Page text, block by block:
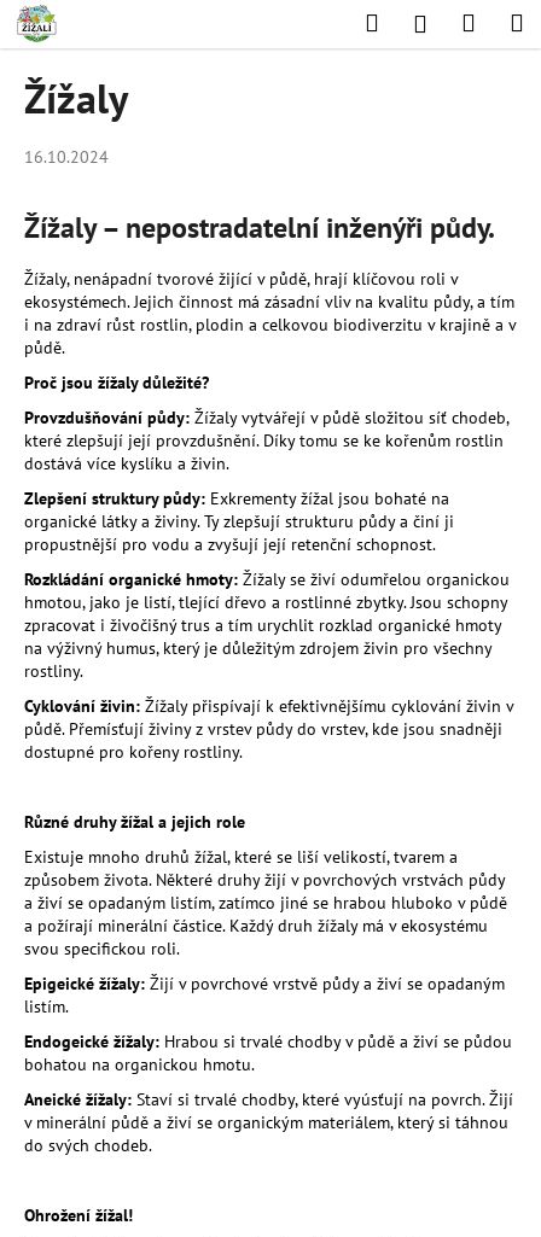
Přejít
obsah
HledatPřihlášení
Žížaly
16.10.2024
Žížaly – nepostradatelní inženýři půdy.
Žížaly, nenápadní tvorové žijící v půdě, hrají klíčovou roli v
ekosystémech. Jejich činnost má zásadní vliv na kvalitu půdy, a tím
i na zdraví růst rostlin, plodin a celkovou biodiverzitu v krajině a v
půdě.
Proč jsou žížaly důležité?
Provzdušňování půdy: Žížaly vytvářejí v půdě složitou síť chodeb,
které zlepšují její provzdušnění. Díky tomu se ke kořenům rostlin
dostává více kyslíku a živin.
Zlepšení struktury půdy: Exkrementy žížal jsou bohaté na
organické látky a živiny. Ty zlepšují strukturu půdy a činí ji
propustnější pro vodu a zvyšují její retenční schopnost.
Rozkládání organické hmoty: Žížaly se živí odumřelou organickou
hmotou, jako je listí, tlející dřevo a rostlinné zbytky. Jsou schopny
zpracovat i živočišný trus a tím urychlit rozklad organické hmoty
na výživný humus, který je důležitým zdrojem živin pro všechny
rostliny.
Cyklování živin: Žížaly přispívají k efektivnějšímu cyklování živin v
půdě. Přemísťují živiny z vrstev půdy do vrstev, kde jsou snadněji
dostupné pro kořeny rostliny.
Různé druhy žížal a jejich role
Existuje mnoho druhů žížal, které se liší velikostí, tvarem a
způsobem života. Některé druhy žijí v povrchových vrstvách půdy
a živí se opadaným listím, zatímco jiné se hrabou hluboko v půdě
a požírají minerální částice. Každý druh žížaly má v ekosystému
svou specifickou roli.
Epigeické žížaly: Žijí v povrchové vrstvě půdy a živí se opadaným
listím.
Endogeické žížaly: Hrabou si trvalé chodby v půdě a živí se půdou
bohatou na organickou hmotu.
Aneické žížaly: Staví si trvalé chodby, které vyúsťují na povrch. Žijí
v minerální půdě a živí se organickým materiálem, který si táhnou
do svých chodeb.
Ohrožení žížal!
o
o
o
ř
e
b
u
j
e
t
e
n
a
j
í
t
?
HLEDAT
D
o
p
o
r
u
č
u
j
e